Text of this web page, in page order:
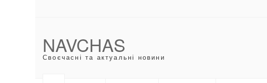
NAVCHAS
Своєчасні та актуальні новини